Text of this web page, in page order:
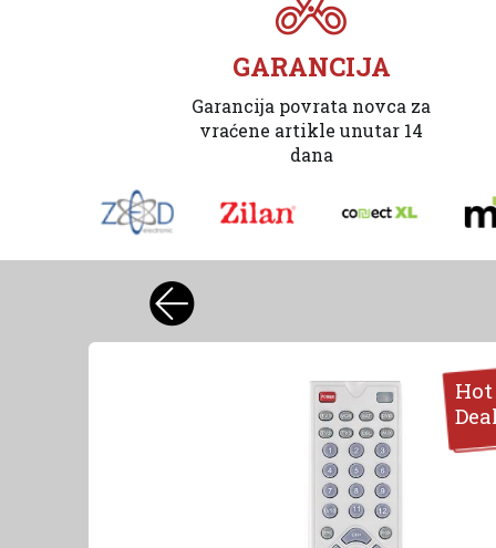
GARANCIJA
Garancija povrata novca za
vraćene artikle unutar 14
dana
Hot